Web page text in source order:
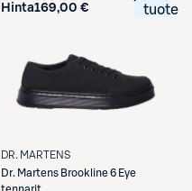
Hinta169,00 €
tuote
DR. MARTENS
Dr. Martens Brookline 6 Eye